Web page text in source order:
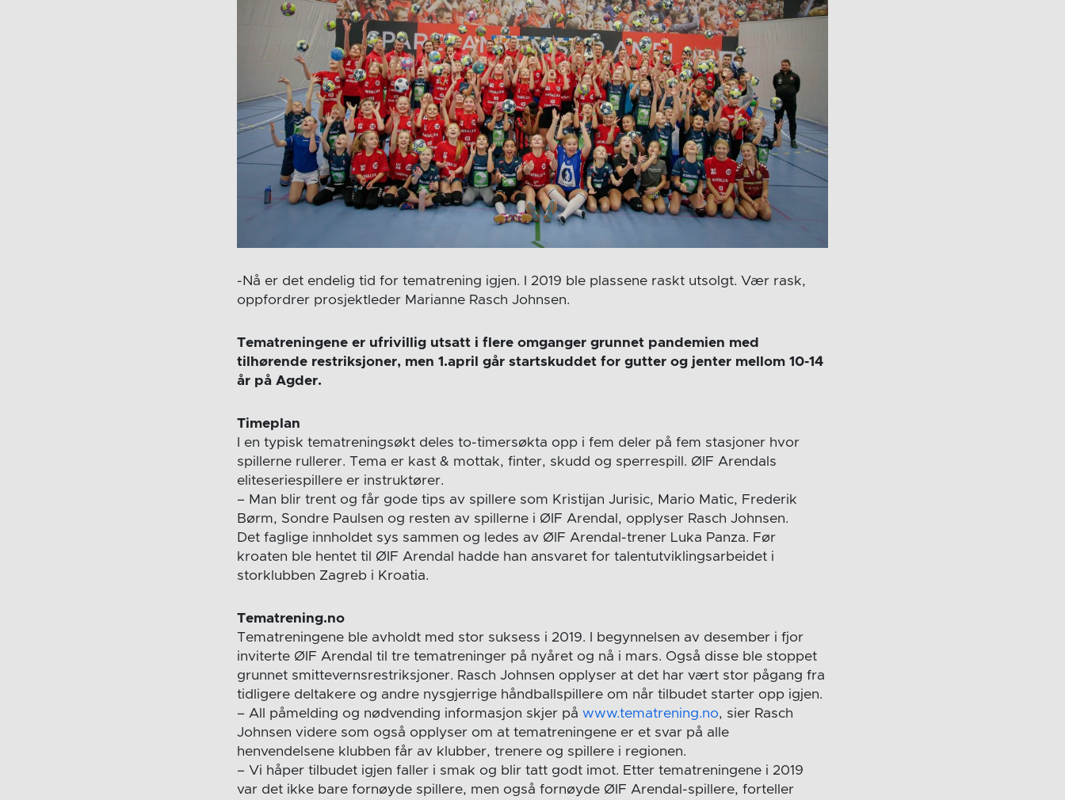
-Nå er det endelig tid for tematrening igjen. I 2019 ble plassene raskt utsolgt. Vær rask,
oppfordrer prosjektleder Marianne Rasch Johnsen.
Tematreningene er ufrivillig utsatt i flere omganger grunnet pandemien med
tilhørende restriksjoner, men 1.april går startskuddet for gutter og jenter mellom 10-14
år på Agder.
Timeplan
I en typisk tematreningsøkt deles to-timersøkta opp i fem deler på fem stasjoner hvor
spillerne rullerer. Tema er kast & mottak, finter, skudd og sperrespill. ØIF Arendals
eliteseriespillere er instruktører.
– Man blir trent og får gode tips av spillere som Kristijan Jurisic, Mario Matic, Frederik
Børm, Sondre Paulsen og resten av spillerne i ØIF Arendal, opplyser Rasch Johnsen.
Det faglige innholdet sys sammen og ledes av ØIF Arendal-trener Luka Panza. Før
kroaten ble hentet til ØIF Arendal hadde han ansvaret for talentutviklingsarbeidet i
storklubben Zagreb i Kroatia.
Tematrening.no
Tematreningene ble avholdt med stor suksess i 2019. I begynnelsen av desember i fjor
inviterte ØIF Arendal til tre tematreninger på nyåret og nå i mars. Også disse ble stoppet
grunnet smittevernsrestriksjoner. Rasch Johnsen opplyser at det har vært stor pågang fra
tidligere deltakere og andre nysgjerrige håndballspillere om når tilbudet starter opp igjen.
– All påmelding og nødvending informasjon skjer påwww.tematrening.no, sier Rasch
Johnsen videre som også opplyser om at tematreningene er et svar på alle
henvendelsene klubben får av klubber, trenere og spillere i regionen.
– Vi håper tilbudet igjen faller i smak og blir tatt godt imot. Etter tematreningene i 2019
var det ikke bare fornøyde spillere, men også fornøyde ØIF Arendal-spillere, forteller